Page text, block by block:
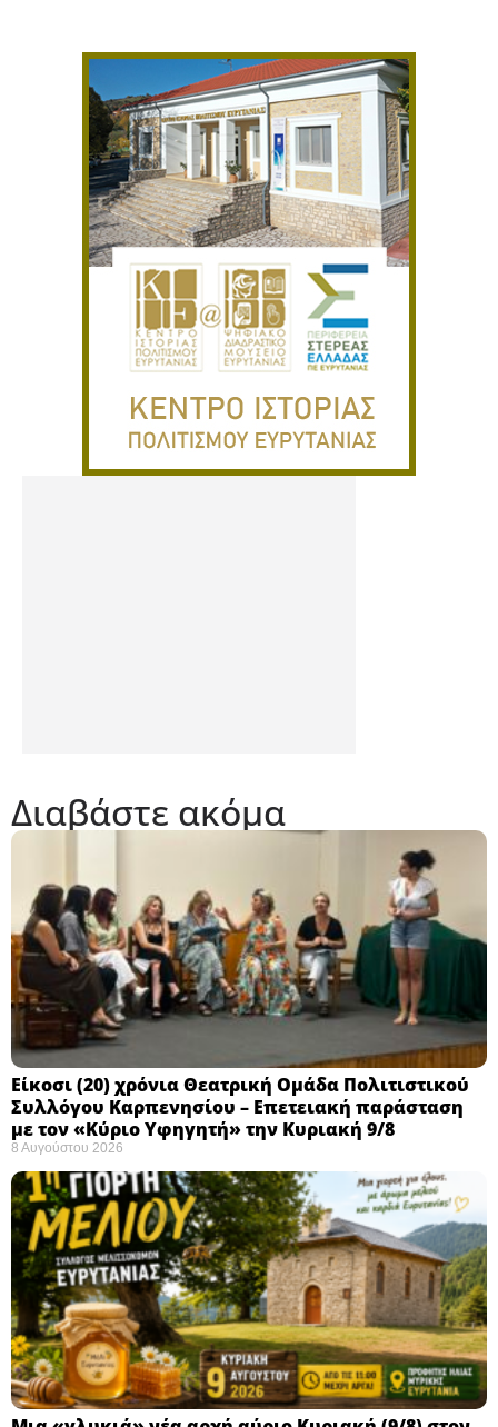
Διαβάστε ακόμα
Eίκοσι (20) χρόνια Θεατρική Ομάδα Πολιτιστικού
Συλλόγου Καρπενησίου – Επετειακή παράσταση
με τον «Κύριο Υφηγητή» την Κυριακή 9/8
8 Αυγούστου 2026